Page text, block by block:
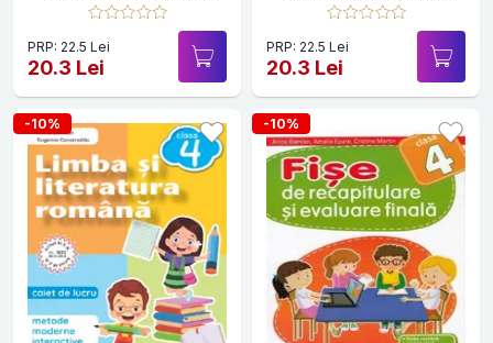
Clasa pregatitoare
Partea 2 - Caiet de lucru
PRP: 22.5 Lei
20.3 Lei
Clasa pregatitoare -
Caiet de lucru. Partea 1
PRP: 22.5 Lei
20.3 Lei
-10% -10%